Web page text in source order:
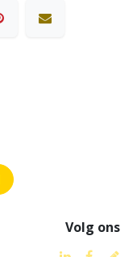
Volg ons